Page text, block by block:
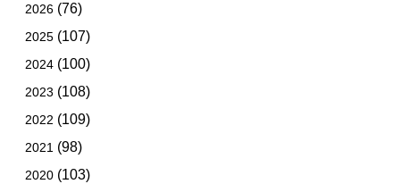
2026 (76)
2025 (107)
2024 (100)
2023 (108)
2022 (109)
2021 (98)
2020 (103)